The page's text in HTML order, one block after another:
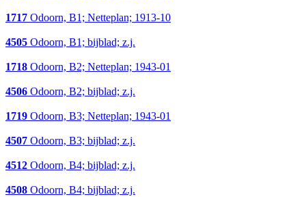
1717 Odoorn, B1; Netteplan; 1913-10
4505 Odoorn, B1; bijblad; z.j.
1718 Odoorn, B2; Netteplan; 1943-01
4506 Odoorn, B2; bijblad; z.j.
1719 Odoorn, B3; Netteplan; 1943-01
4507 Odoorn, B3; bijblad; z.j.
4512 Odoorn, B4; bijblad; z.j.
4508 Odoorn, B4; bijblad; z.j.